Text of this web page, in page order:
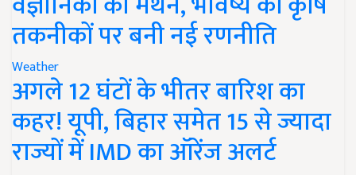
तकनीकों पर बनी नई रणनीति
Weather
अगले 12 घंटों के भीतर बारिश का
कहर! यूपी, बिहार समेत 15 से ज्यादा
राज्यों में IMD का ऑरेंज अलर्ट